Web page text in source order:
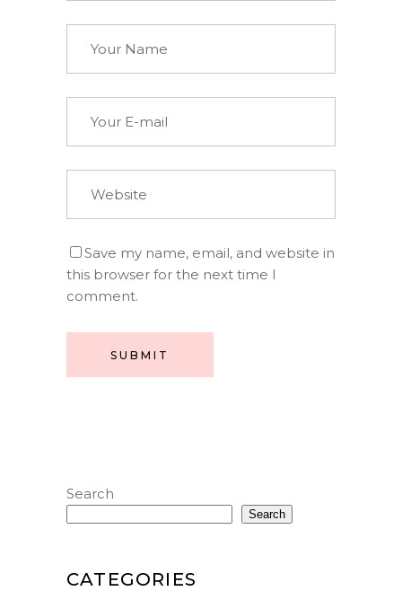
Save my name, email, and website in
this browser for the next time I
comment.
SUBMIT
Search
Search
CATEGORIES